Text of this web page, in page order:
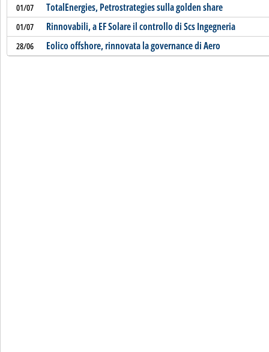
01/07 TotalEnergies, Petrostrategies sulla golden share
01/07 Rinnovabili, a EF Solare il controllo di Scs Ingegneria
28/06 Eolico offshore, rinnovata la governance di Aero